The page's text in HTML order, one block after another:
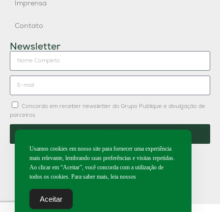
Imprensa
Contato
Newsletter
Concordo em receber newsletter do Grupo Publique e divulgação de
parceiros.
Usamos cookies em nosso site para fornecer uma experiência
mais relevante, lembrando suas preferências e visitas repetidas.
Ao clicar em “Aceitar”, você concorda com a utilização de
todos os cookies. Para saber mais, leia nossos
Aceitar